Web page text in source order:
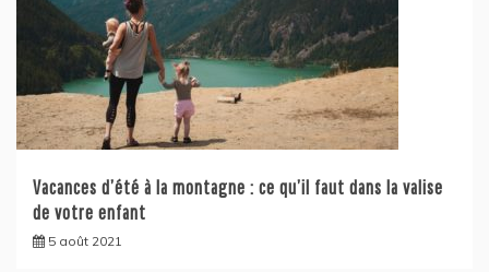
Vacances d’été à la montagne : ce qu’il faut dans la valise
de votre enfant
5 août 2021